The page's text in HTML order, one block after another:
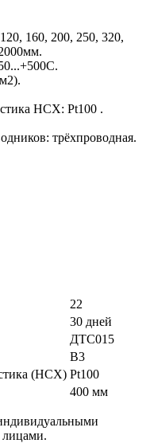
160, 200, 250, 320,
НСХ: Pt100 .
трёхпроводная.
22
30 дней
ДТС015
В3
(НСХ) Pt100
400 мм